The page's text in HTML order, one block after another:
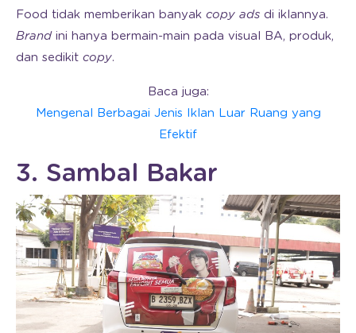
Food tidak memberikan banyak copy ads di iklannya.
Brandini hanya bermain-main pada visual BA, produk,
dan sedikit copy.
Baca juga:
Mengenal Berbagai Jenis Iklan Luar Ruang yang
Efektif
3. Sambal Bakar